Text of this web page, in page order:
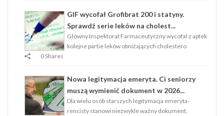
GIF wycofał Grofibrat 200 i statyny.
Sprawdź serie leków na cholest...
Główny Inspektorat Farmaceutyczny wycofał z aptek
kolejne partie leków obniżających cholestero
0 Shares
Nowa legitymacja emeryta. Ci seniorzy
muszą wymienić dokument w 2026...
Dla wielu osób starszych legitymacja emeryta-
rencisty stanowi niezwykle ważny dokument,